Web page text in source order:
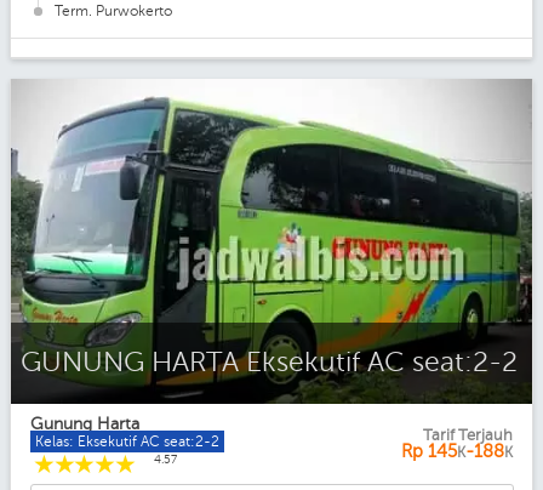
Term. Purwokerto
GUNUNG HARTA Eksekutif AC seat:2-2
Gunung Harta
Kelas: Eksekutif AC seat:2-2
☆
☆
☆
☆
☆ 4.57
Tarif Terjauh
Rp 145K-188K